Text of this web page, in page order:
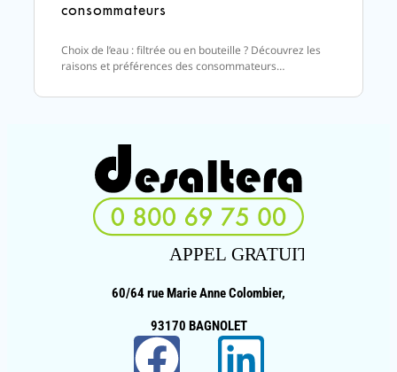
consommateurs
Choix de l’eau : filtrée ou en bouteille ? Découvrez les
raisons et préférences des consommateurs…
60/64 rue Marie Anne Colombier,
93170 BAGNOLET